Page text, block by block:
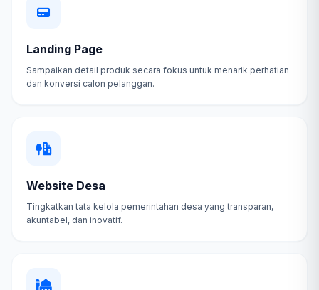
Landing Page
Sampaikan detail produk secara fokus untuk menarik perhatian
dan konversi calon pelanggan.
Website Desa
Tingkatkan tata kelola pemerintahan desa yang transparan,
akuntabel, dan inovatif.